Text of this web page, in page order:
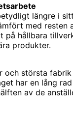
längre i sitt
med resten
på hållbara
produkter.
och största
har en lång
av de